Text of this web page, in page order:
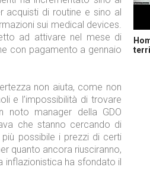
acquisti di routine e sino al
sui medical devices.
ad attivare nel mese di
con pagamento a gennaio
non aiuta, come non
e l’impossibilità di trovare
noto manager della GDO
che stanno cercando di
possibile i prezzi di certi
quanto ancora riusciranno,
inflazionistica ha sfondato il